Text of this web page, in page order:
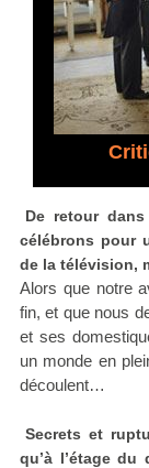
De retour
célébrons pour
de la télévision,
Alors que notre
fin, et que nous
et ses
un monde en
découlent…
Secrets et
qu’à l’étage